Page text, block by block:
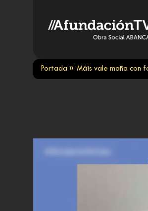
Portada »‘Máis vale maña con